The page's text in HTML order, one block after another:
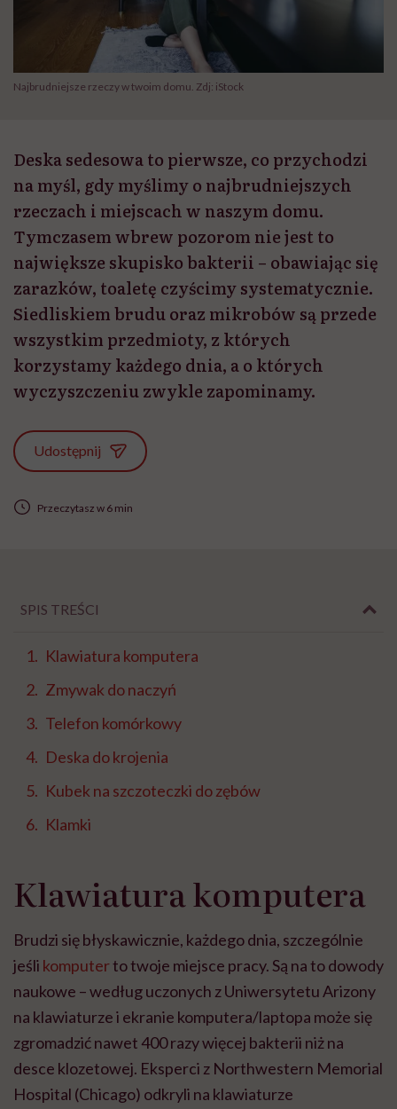
Najbrudniejsze rzeczy w twoim domu. Zdj: iStock
Deska sedesowa to pierwsze, co przychodzi
na myśl, gdy myślimy o najbrudniejszych
rzeczach i miejscach w naszym domu.
Tymczasem wbrew pozorom nie jest to
największe skupisko bakterii – obawiając się
zarazków, toaletę czyścimy systematycznie.
Siedliskiem brudu oraz mikrobów są przede
wszystkim przedmioty, z których
korzystamy każdego dnia, a o których
wyczyszczeniu zwykle zapominamy.
Udostępnij
Przeczytasz w 6 min
SPIS TREŚCI
Klawiatura komputera
Zmywak do naczyń
Telefon komórkowy
Deska do krojenia
Kubek na szczoteczki do zębów
Klamki
Klawiatura komputera
Brudzi się błyskawicznie, każdego dnia, szczególnie
jeśli komputerto twoje miejsce pracy. Są na to dowody
naukowe – według uczonych z Uniwersytetu Arizony
na klawiaturze i ekranie komputera/laptopa może się
zgromadzić nawet 400 razy więcej bakterii niż na
desce klozetowej. Eksperci z Northwestern Memorial
Hospital (Chicago) odkryli na klawiaturze